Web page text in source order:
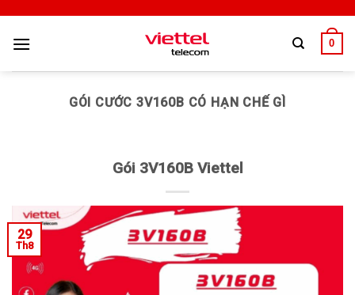
0
GÓI CƯỚC 3V160B CÓ HẠN CHẾ GÌ
Gói 3V160B Viettel
29
Th8